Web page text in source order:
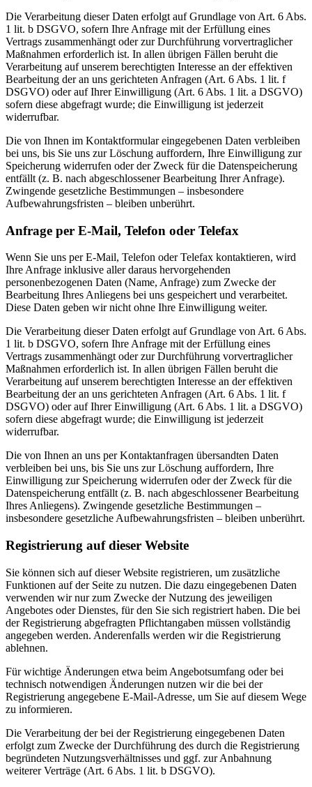
Die Verarbeitung dieser Daten erfolgt auf Grundlage von Art. 6 Abs.
1 lit. b DSGVO, sofern Ihre Anfrage mit der Erfüllung eines
Vertrags zusammenhängt oder zur Durchführung vorvertraglicher
Maßnahmen erforderlich ist. In allen übrigen Fällen beruht die
Verarbeitung auf unserem berechtigten Interesse an der effektiven
Bearbeitung der an uns gerichteten Anfragen (Art. 6 Abs. 1 lit. f
DSGVO) oder auf Ihrer Einwilligung (Art. 6 Abs. 1 lit. a DSGVO)
sofern diese abgefragt wurde; die Einwilligung ist jederzeit
widerrufbar.
Die von Ihnen im Kontaktformular eingegebenen Daten verbleiben
bei uns, bis Sie uns zur Löschung auffordern, Ihre Einwilligung zur
Speicherung widerrufen oder der Zweck für die Datenspeicherung
entfällt (z. B. nach abgeschlossener Bearbeitung Ihrer Anfrage).
Zwingende gesetzliche Bestimmungen – insbesondere
Aufbewahrungsfristen – bleiben unberührt.
Anfrage per E-Mail, Telefon oder Telefax
Wenn Sie uns per E-Mail, Telefon oder Telefax kontaktieren, wird
Ihre Anfrage inklusive aller daraus hervorgehenden
personenbezogenen Daten (Name, Anfrage) zum Zwecke der
Bearbeitung Ihres Anliegens bei uns gespeichert und verarbeitet.
Diese Daten geben wir nicht ohne Ihre Einwilligung weiter.
Die Verarbeitung dieser Daten erfolgt auf Grundlage von Art. 6 Abs.
1 lit. b DSGVO, sofern Ihre Anfrage mit der Erfüllung eines
Vertrags zusammenhängt oder zur Durchführung vorvertraglicher
Maßnahmen erforderlich ist. In allen übrigen Fällen beruht die
Verarbeitung auf unserem berechtigten Interesse an der effektiven
Bearbeitung der an uns gerichteten Anfragen (Art. 6 Abs. 1 lit. f
DSGVO) oder auf Ihrer Einwilligung (Art. 6 Abs. 1 lit. a DSGVO)
sofern diese abgefragt wurde; die Einwilligung ist jederzeit
widerrufbar.
Die von Ihnen an uns per Kontaktanfragen übersandten Daten
verbleiben bei uns, bis Sie uns zur Löschung auffordern, Ihre
Einwilligung zur Speicherung widerrufen oder der Zweck für die
Datenspeicherung entfällt (z. B. nach abgeschlossener Bearbeitung
Ihres Anliegens). Zwingende gesetzliche Bestimmungen –
insbesondere gesetzliche Aufbewahrungsfristen – bleiben unberührt.
Registrierung auf dieser Website
Sie können sich auf dieser Website registrieren, um zusätzliche
Funktionen auf der Seite zu nutzen. Die dazu eingegebenen Daten
verwenden wir nur zum Zwecke der Nutzung des jeweiligen
Angebotes oder Dienstes, für den Sie sich registriert haben. Die bei
der Registrierung abgefragten Pflichtangaben müssen vollständig
angegeben werden. Anderenfalls werden wir die Registrierung
ablehnen.
Für wichtige Änderungen etwa beim Angebotsumfang oder bei
technisch notwendigen Änderungen nutzen wir die bei der
Registrierung angegebene E-Mail-Adresse, um Sie auf diesem Wege
zu informieren.
Die Verarbeitung der bei der Registrierung eingegebenen Daten
erfolgt zum Zwecke der Durchführung des durch die Registrierung
begründeten Nutzungsverhältnisses und ggf. zur Anbahnung
weiterer Verträge (Art. 6 Abs. 1 lit. b DSGVO).